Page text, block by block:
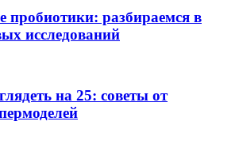
пробиотики: разбираемся в
исследований
на 25: советы от